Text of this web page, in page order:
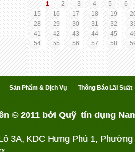
1 2 3 4 5
6
15
16 17 18 19
28
29 30 31 32
41
42 43 44 45
54
55 56 57 58
Sản Phẩm & Dịch Vụ Thông Báo Lãi Suất
© 2011 bởi Quỹ tín dụng
3A, KDC Hưng Phú 1,